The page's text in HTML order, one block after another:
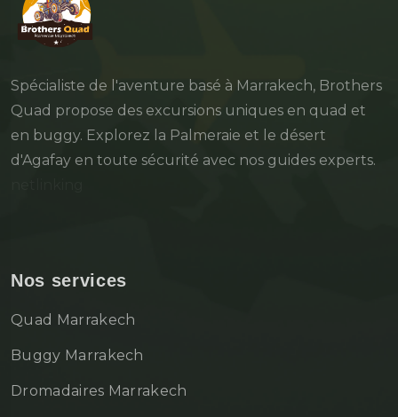
Spécialiste de l'aventure basé à Marrakech, Brothers
Quad propose des excursions uniques en quad et
en buggy. Explorez la Palmeraie et le désert
d'Agafay en toute sécurité avec nos guides experts.
Nos services
Quad Marrakech
Buggy Marrakech
Dromadaires Marrakech